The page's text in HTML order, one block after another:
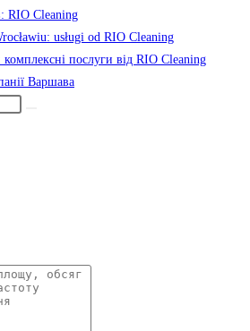
RIO Cleaning
usługi od RIO Cleaning
послуги від RIO Cleaning
Варшава